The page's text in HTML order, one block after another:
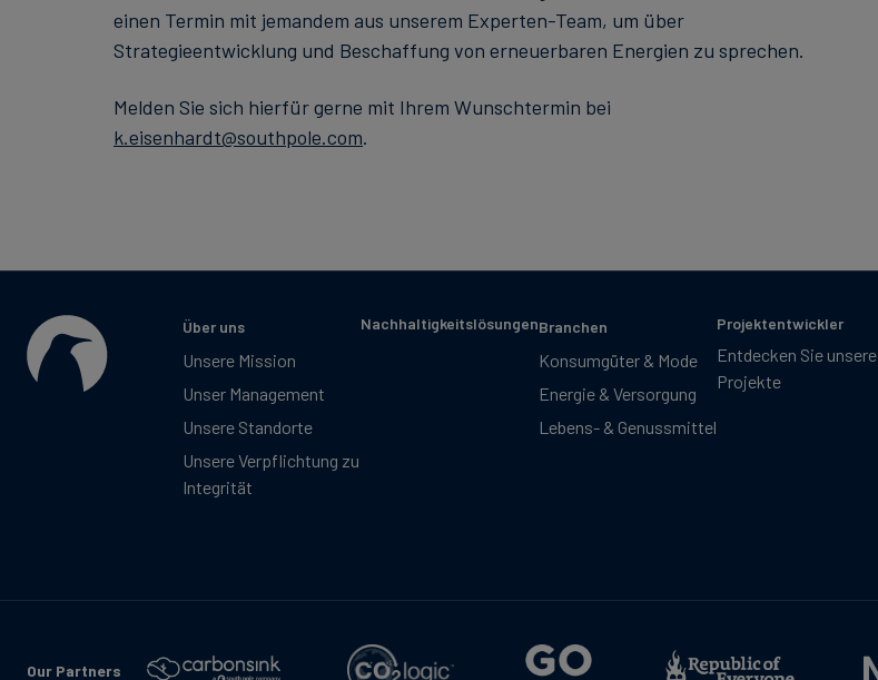
einen Termin mit jemandem aus unserem Experten-Team, um über
Strategieentwicklung und Beschaffung von erneuerbaren Energien zu sprechen.
Melden Sie sich hierfür gerne mit Ihrem Wunschtermin bei
k.eisenhardt@southpole.com.
Über uns
Unsere Mission
Unser Management
Unsere Standorte
Unsere Verpflichtung zu
Integrität
NachhaltigkeitslösungenBranchen
Konsumgüter & Mode
Energie & Versorgung
Lebens- & Genussmittel
Projektentwickler
Entdecken Sie unsere
Projekte
Our Partners